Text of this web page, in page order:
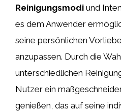
Reinigungsmodi und
es dem Anwender
seine persönlichen
anzupassen. Durch die
unterschiedlichen
Nutzer ein
genießen, das auf seine